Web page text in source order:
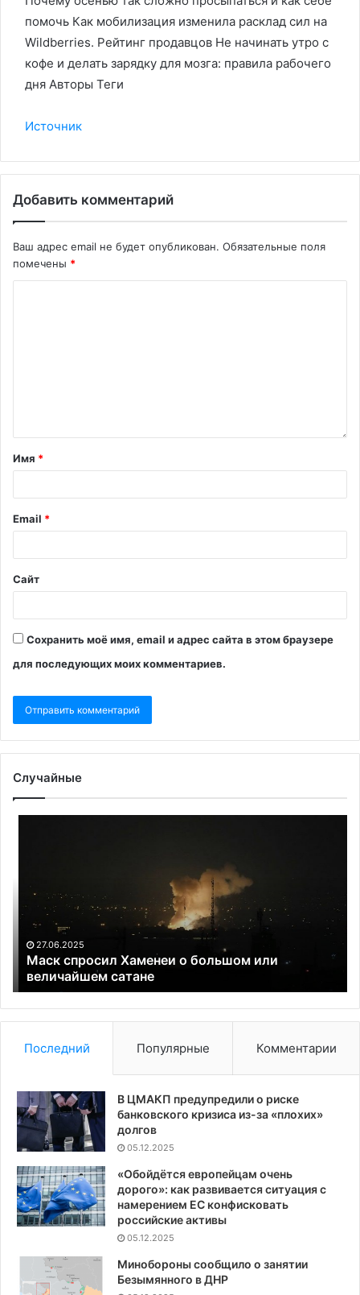
помочь Как мобилизация изменила расклад сил на
Wildberries. Рейтинг продавцов Не начинать утро с
кофе и делать зарядку для мозга: правила рабочего
дня Авторы Теги
Источник
Добавить комментарий
Ваш адрес email не будет опубликован. Обязательные поля
помечены *
Имя *
Email *
Сайт
Сохранить моё имя, email и адрес сайта в этом браузере
для последующих моих комментариев.
Случайные
большом
или
величайшем
сатане
27.06.2025
Маск спросил Хаменеи о большом или
величайшем сатане
Последний Популярные Комментарии
В ЦМАКП предупредили о риске
банковского кризиса из-за «плохих»
долгов
05.12.2025
«Обойдётся европейцам очень
дорого»: как развивается ситуация с
намерением ЕС конфисковать
российские активы
05.12.2025
Минобороны сообщило о занятии
Безымянного в ДНР